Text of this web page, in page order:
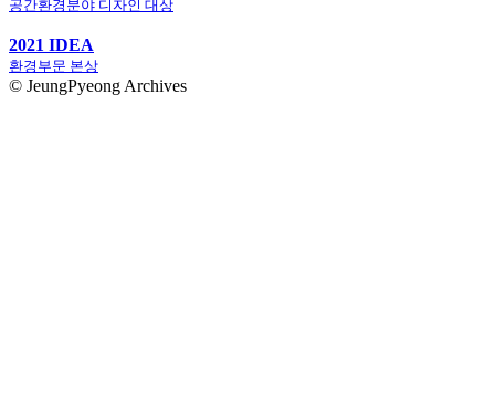
공간환경분야 디자인 대상
2021 IDEA
환경부문 본상
© JeungPyeong Archives